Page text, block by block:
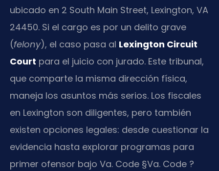
ubicado en 2 South Main Street, Lexington, VA
24450. Si el cargo es por un delito grave
(felony), el caso pasa al Lexington Circuit
Court para el juicio con jurado. Este tribunal,
que comparte la misma dirección física,
maneja los asuntos más serios. Los fiscales
en Lexington son diligentes, pero también
existen opciones legales: desde cuestionar la
evidencia hasta explorar programas para
primer ofensor bajo Va. Code §Va. Code ?